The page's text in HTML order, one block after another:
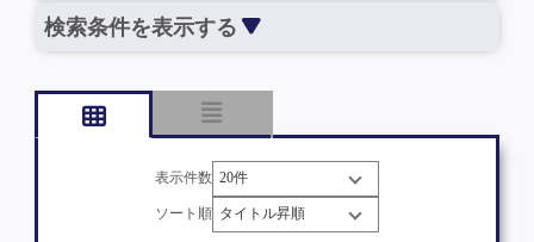
検索条件を表示する
表示件数
ソート順